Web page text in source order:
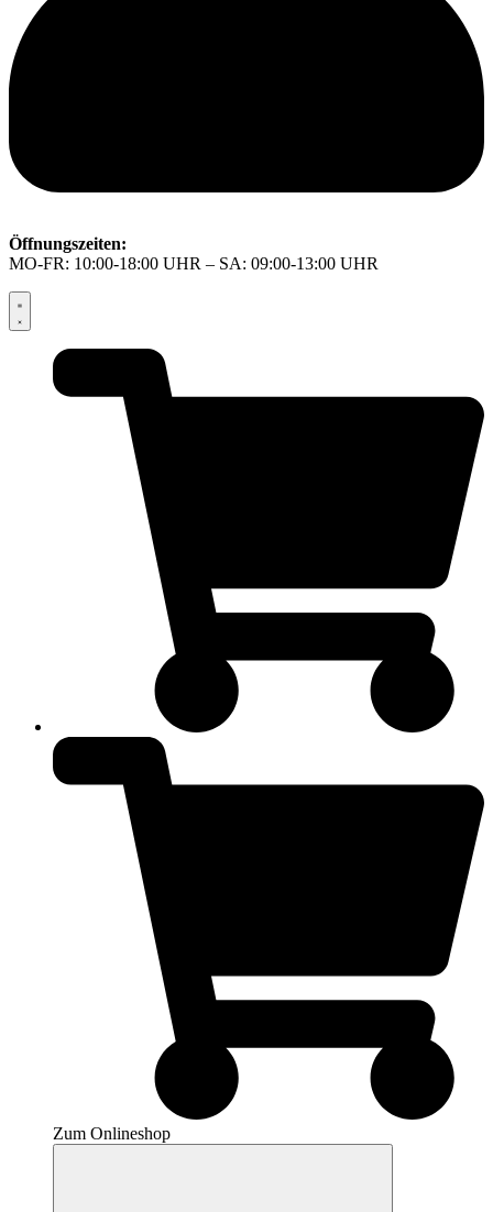
Öffnungszeiten:
MO-FR: 10:00-18:00 UHR – SA: 09:00-13:00 UHR
Zum Onlineshop